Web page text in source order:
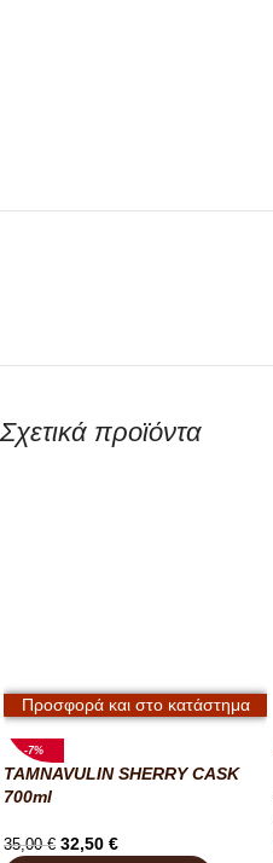
Σχετικά προϊόντα
Προσφορά και στο κατάστημα
-7%
TAMNAVULIN SHERRY CASK
700ml
35,00€ 32,50 €